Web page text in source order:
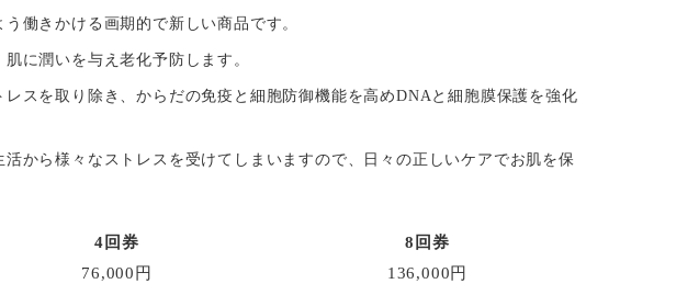
働きかける画期的で新しい商品です。
に潤いを与え老化予防します。
スを取り除き、からだの免疫と細胞防御機能を高めDNAと細胞膜保護を強化
から様々なストレスを受けてしまいますので、日々の正しいケアでお肌を保
4回券 8回券
76,000円
136,000円